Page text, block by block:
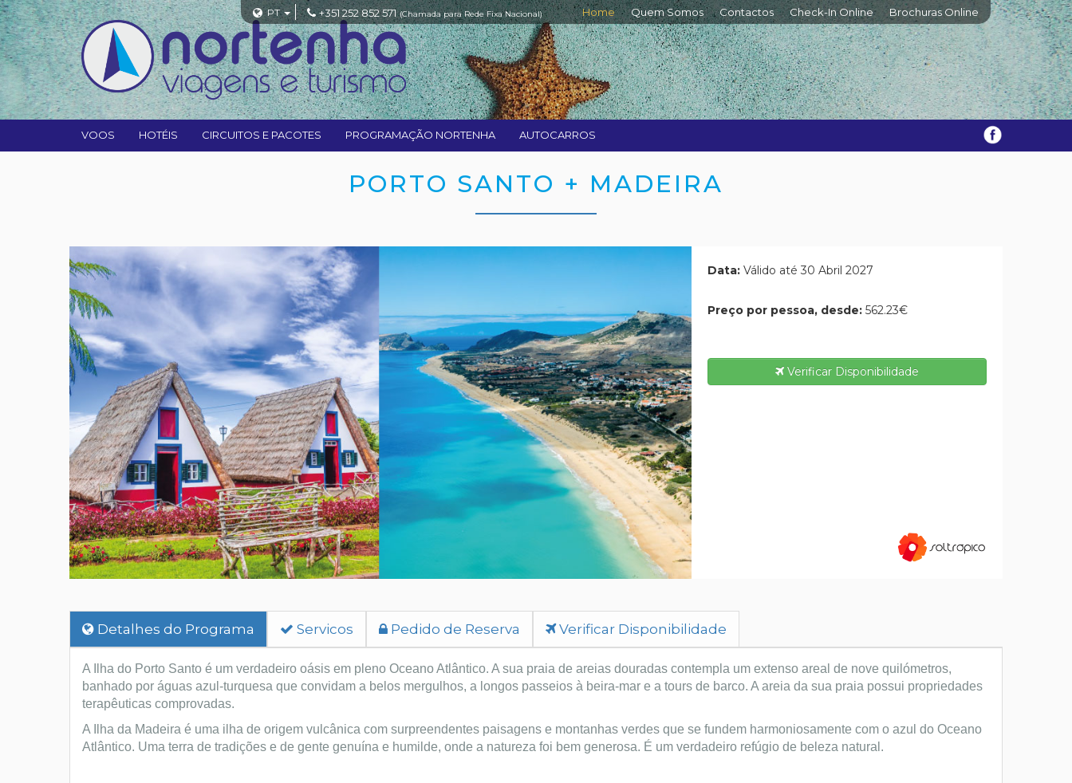
PT +351 252 852 571 (Chamada para Rede Fixa Nacional) Home Quem Somos Contactos Check-In Online Brochuras Online
VOOS HOTÉIS CIRCUITOS E PACOTES PROGRAMAÇÃO NORTENHA AUTOCARROS
PORTO SANTO + MADEIRA
Data: Válido até 30 Abril 2027
Preço por pessoa, desde: 562.23€
Verificar Disponibilidade
Detalhes do Programa Servicos Pedido de Reserva Verificar Disponibilidade
A Ilha do Porto Santo é um verdadeiro oásis em pleno Oceano Atlântico. A sua praia de areias douradas contempla um extenso areal de nove quilómetros,
banhado por águas azul-turquesa que convidam a belos mergulhos, a longos passeios à beira-mar e a tours de barco. A areia da sua praia possui propriedades
terapêuticas comprovadas.
A Ilha da Madeira é uma ilha de origem vulcânica com surpreendentes paisagens e montanhas verdes que se fundem harmoniosamente com o azul do Oceano
Atlântico. Uma terra de tradições e de gente genuína e humilde, onde a natureza foi bem generosa. É um verdadeiro refúgio de beleza natural.